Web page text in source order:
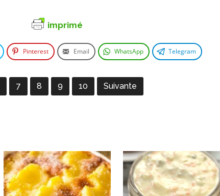
imprimé
Pinterest Email WhatsApp Telegram
7 8 9 10 Suivante